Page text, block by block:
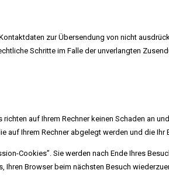
zur Übersendung von nicht
Schritte im Falle der unverlangten
auf Ihrem Rechner keinen Schaden an
auf Ihrem Rechner abgelegt werden und die Ihr
Cookies”. Sie werden nach Ende Ihres
Browser beim nächsten Besuch